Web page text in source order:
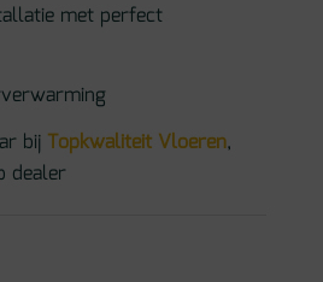
met perfect
bij Topkwaliteit Vloeren,
dealer